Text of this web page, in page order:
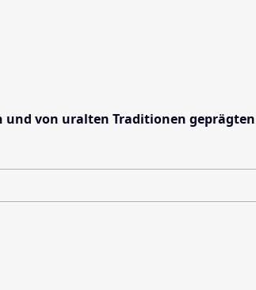
von uralten Traditionen